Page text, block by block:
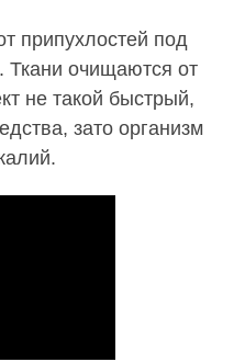
припухлостей под
Ткани очищаются от
не такой быстрый,
зато организм